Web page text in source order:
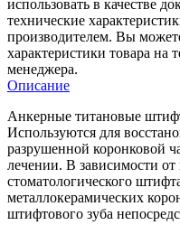
использовать в качестве
технические
производителем. Вы
характеристики товара на
менеджера.
Описание
Анкерные титановые
Используются для
разрушенной коронковой
лечении. В зависимости от
стоматологического
металлокерамических
штифтового зуба